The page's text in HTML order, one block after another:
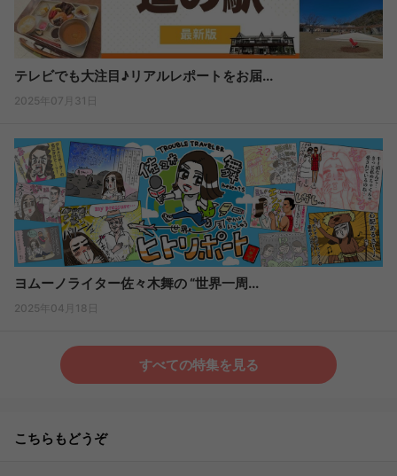
テレビでも大注目♪リアルレポートをお届...
2025年07月31日
ヨムーノライター佐々木舞の “世界一周...
2025年04月18日
すべての特集を見る
こちらもどうぞ